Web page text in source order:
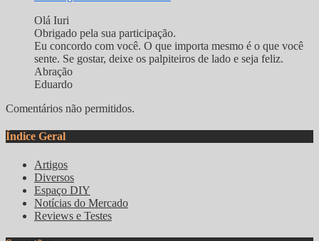
Olá Iuri
Obrigado pela sua participação.
Eu concordo com você. O que importa mesmo é o que você
sente. Se gostar, deixe os palpiteiros de lado e seja feliz.
Abração
Eduardo
Comentários não permitidos.
Índice Geral
Artigos
Diversos
Espaço DIY
Notícias do Mercado
Reviews e Testes